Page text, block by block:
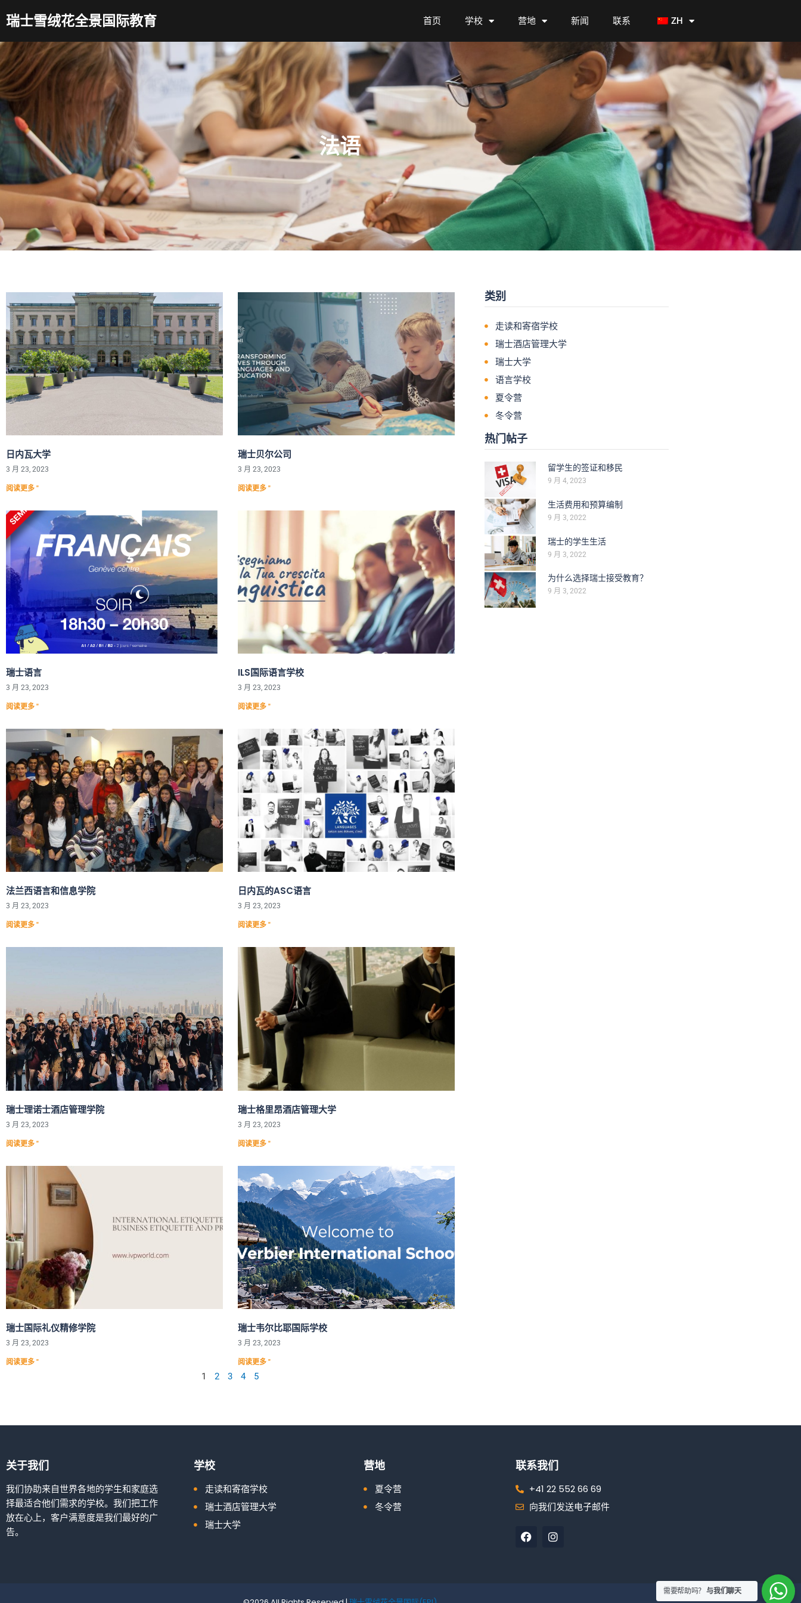
至
容
瑞士雪绒花全景国际教育 首页 学校 营地 新闻 联系 ZH
法语
日内瓦大学
3 月 23, 2023
阅读更多 "
瑞士贝尔公司
3 月 23, 2023
阅读更多 "
瑞士语言
3 月 23, 2023
阅读更多 "
ILS国际语言学校
3 月 23, 2023
阅读更多 "
法兰西语言和信息学院
3 月 23, 2023
阅读更多 "
日内瓦的ASC语言
3 月 23, 2023
阅读更多 "
瑞士理诺士酒店管理学院
3 月 23, 2023
阅读更多 "
瑞士格里昂酒店管理大学
3 月 23, 2023
阅读更多 "
瑞士国际礼仪精修学院
3 月 23, 2023
阅读更多 "
瑞士韦尔比耶国际学校
3 月 23, 2023
阅读更多 "
码
1
码
2 3
码
4 5
类别
走读和寄宿学校
瑞士酒店管理大学
瑞士大学
语言学校
夏令营
冬令营
热门帖子
留学生的签证和移民
9 月 4, 2023
生活费用和预算编制
9 月 3, 2022
瑞士的学生生活
9 月 3, 2022
为什么选择瑞士接受教育？
9 月 3, 2022
关于我们
我们协助来自世界各地的学生和家庭选
择最适合他们需求的学校。我们把工作
放在心上，客户满意度是我们最好的广
告。
学校
走读和寄宿学校
瑞士酒店管理大学
瑞士大学
营地
夏令营
冬令营
联系我们
+41 22 552 66 69
向我们发送电子邮件
脸
书
淘
宝
需要帮助吗？与我们聊天